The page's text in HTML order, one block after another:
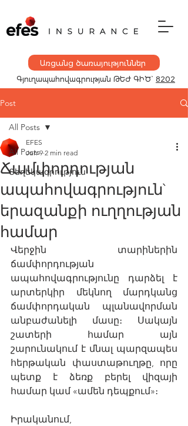
Առցանց ծառայություններ
Գյուղապահովագրության ԹԵԺ ԳԻԾ` 8202
Post
All Posts
Տեղեկագրություն
All Posts
Ճամփորդության
ապահովագրություն`
երազանքի ուղղության
համար
EFES
Jun 9 2 min read
Վերջին տարիներին
ճամփորդության
ապահովագրությունը դարձել է
արտերկիր մեկնող մարդկանց
ճամփորդական պլանավորման
անբաժանելի մասը։ Սակայն
շատերի համար այն
շարունակում է մնալ պարզապես
հերթական փաստաթուղթը, որը
պետք է ձեռք բերել վիզայի
համար կամ «ամեն դեպքում»։
Իրականում,